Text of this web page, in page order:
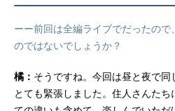
ーー前回は全編ライブでだったの
のではないでしょうか？
橘： そうですね。今回は昼と夜で同
とても緊張しました。住人さんた